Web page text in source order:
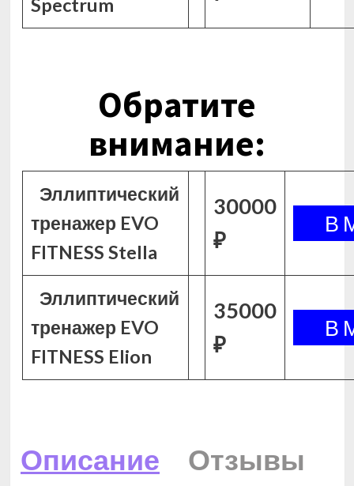
Spectrum
Обратите
внимание:
Эллиптический
тренажер EVO
FITNESS Stella
30000
₽
Эллиптический
тренажер EVO
FITNESS Elion
35000
₽
Описание
Отзывы